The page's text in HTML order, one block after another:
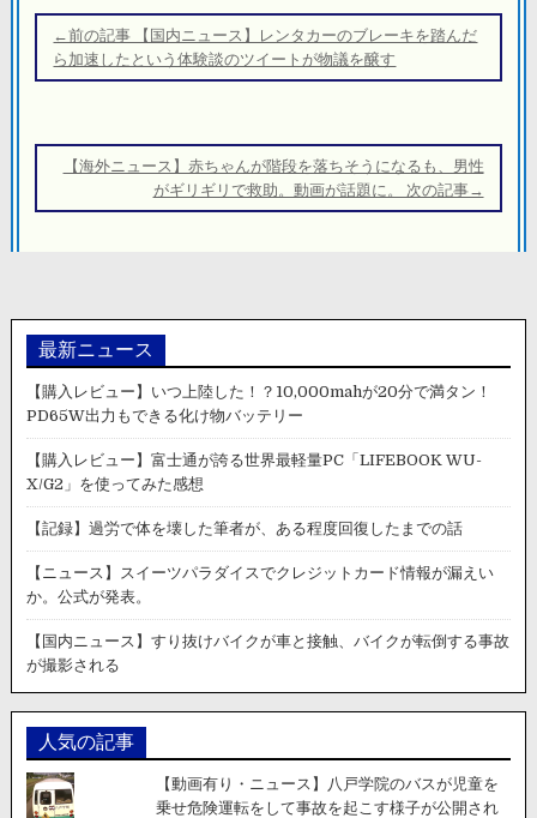
稿
ナ
ー
←前の記事 【国内ニュース】レンタカーのブレーキを踏んだ
ら加速したという体験談のツイートが物議を醸す
【海外ニュース】赤ちゃんが階段を落ちそうになるも、男性
がギリギリで救助。動画が話題に。 次の記事→
最新ニュース
【購入レビュー】いつ上陸した！？10,000mahが20分で満タン！
PD65W出力もできる化け物バッテリー
【購入レビュー】富士通が誇る世界最軽量PC「LIFEBOOK WU-
X/G2」を使ってみた感想
【記録】過労で体を壊した筆者が、ある程度回復したまでの話
【ニュース】スイーツパラダイスでクレジットカード情報が漏えい
か。公式が発表。
【国内ニュース】すり抜けバイクが車と接触、バイクが転倒する事故
が撮影される
人気の記事
【動画有り・ニュース】八戸学院のバスが児童を
乗せ危険運転をして事故を起こす様子が公開され